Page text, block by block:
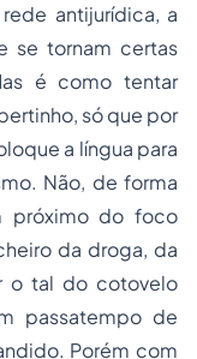
antijurídica, a
se tornam certas
é como tentar
só que por
a língua para
Não, de forma
próximo do foco
da droga, da
o tal do cotovelo
passatempo de
Porém com